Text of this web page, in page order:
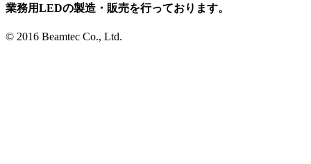
業務用LEDの製造・販売を行っております。
© 2016 Beamtec Co., Ltd.